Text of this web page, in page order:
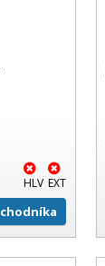
HLV EXT